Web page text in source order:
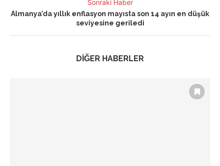
Sonraki Haber
Almanya’da yıllık enflasyon mayısta son 14 ayın en düşük
seviyesine geriledi
DİĞER HABERLER